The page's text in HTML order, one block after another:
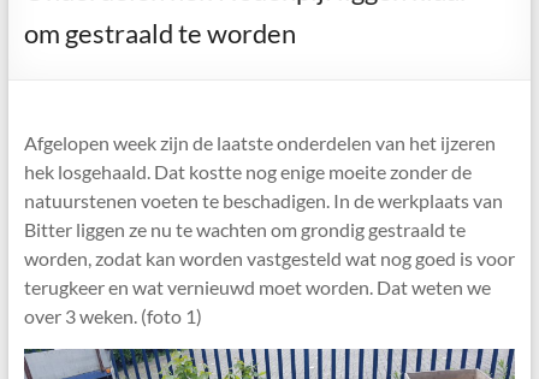
om gestraald te worden
Afgelopen week zijn de laatste onderdelen van het ijzeren
hek losgehaald. Dat kostte nog enige moeite zonder de
natuurstenen voeten te beschadigen. In de werkplaats van
Bitter liggen ze nu te wachten om grondig gestraald te
worden, zodat kan worden vastgesteld wat nog goed is voor
terugkeer en wat vernieuwd moet worden. Dat weten we
over 3 weken. (foto 1)